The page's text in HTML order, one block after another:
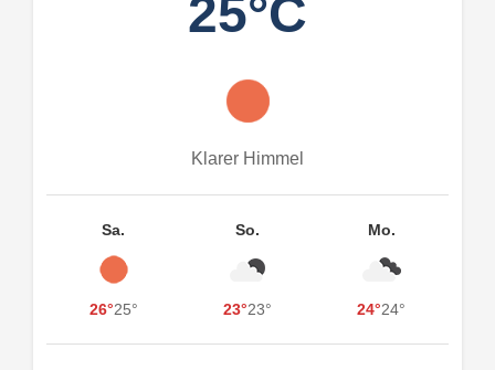
25°C
Klarer Himmel
Sa.
26°25°
So.
23°23°
Mo.
24°24°